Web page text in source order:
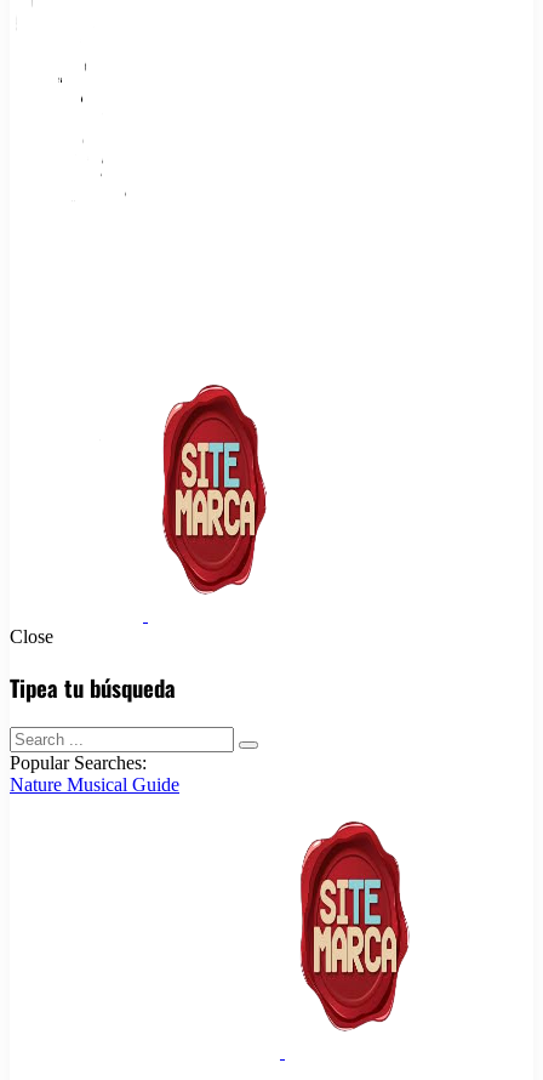
Close
Tipea tu búsqueda
Popular Searches:
Nature Musical Guide